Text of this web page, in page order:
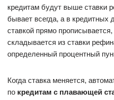
кредитам будут выше ставки
бывает всегда, а в кредитных
ставкой прямо прописывается,
складывается из ставки
определенный процентный
Когда ставка меняется,
по кредитам с плавающей